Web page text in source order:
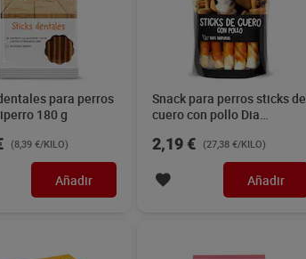
para perros
180 g
(8,39 €/KILO)
Añadir
Snack para perros sticks de
cuero con pollo Dia
2,19 € (27,38 €/KILO)
Añadir